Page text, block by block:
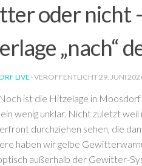
oder nicht
„nach“
LIVE · VERÖFFENTLICHT29. JUNI
ist die Hitzelage in
wenig unklar. Nicht zuletzt
durchziehen sehen, die
haben wir gelbe
außerhalb der Gewitter-